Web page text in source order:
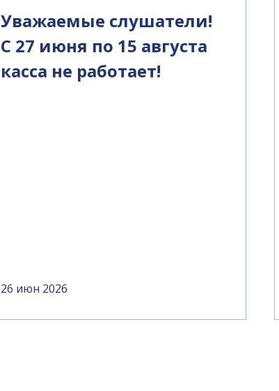
Уважаемые слушатели!
С 27 июня по 15 августа
касса не работает!
26 июн 2026